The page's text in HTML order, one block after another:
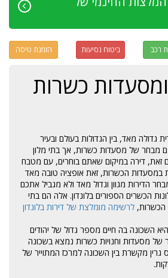
רכב ביטוח נסיעות הזמנת טיסה
כשרות
גדולה מאד, בין הגדולות בעולם ובעיר
מבחר של מסעדות כשרות, אך בתי מלון
זאת, דירה במיקום שאתם בוחרים, עם מטבח
במסעדות הכשרות, זאת אופציה טובה מאד
הדירות מגוון וגדול מאד ולא מגביל אתכם
הכשרים הספורים בלונדון. אלה הם בתי
הכשרות, לרשימה מומלצת של דירות בלונדון
שכונת Golders Green היא השכונה בה חיים מספר גדול של יהודים
של מסעדות וחנויות כשרות נמצא בשכונה
מקשרת בין השכונה למרכז המתוייר של